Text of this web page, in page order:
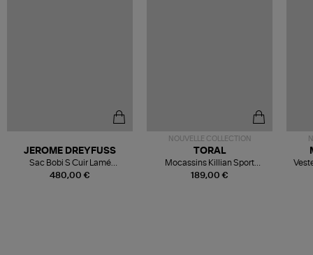
480,00 €
JEROME DREYFUSS
Sac Bobi S Cuir Lamé
Champagne
NOUVELLE COLLECTION
189,00 €
TORAL
Mocassins Killian Sport
Mousse